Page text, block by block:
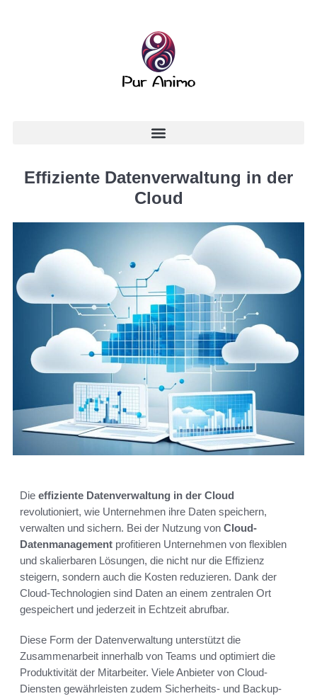
Effiziente Datenverwaltung in der
Cloud
Die effiziente Datenverwaltung in der Cloud
revolutioniert, wie Unternehmen ihre Daten speichern,
verwalten und sichern. Bei der Nutzung von Cloud-
Datenmanagement profitieren Unternehmen von flexiblen
und skalierbaren Lösungen, die nicht nur die Effizienz
steigern, sondern auch die Kosten reduzieren. Dank der
Cloud-Technologien sind Daten an einem zentralen Ort
gespeichert und jederzeit in Echtzeit abrufbar.
Diese Form der Datenverwaltung unterstützt die
Zusammenarbeit innerhalb von Teams und optimiert die
Produktivität der Mitarbeiter. Viele Anbieter von Cloud-
Diensten gewährleisten zudem Sicherheits- und Backup-